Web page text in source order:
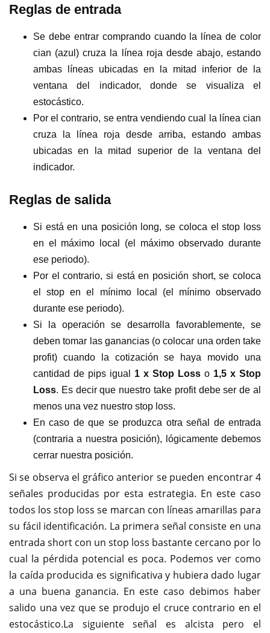
Reglas de entrada
Se debe entrar comprando cuando la línea de color
cian (azul) cruza la línea roja desde abajo, estando
ambas líneas ubicadas en la mitad inferior de la
ventana del indicador, donde se visualiza el
estocástico.
Por el contrario, se entra vendiendo cual la línea cian
cruza la línea roja desde arriba, estando ambas
ubicadas en la mitad superior de la ventana del
indicador.
Reglas de salida
Si está en una posición long, se coloca el stop loss
en el máximo local (el máximo observado durante
ese periodo).
Por el contrario, si está en posición short, se coloca
el stop en el mínimo local (el mínimo observado
durante ese periodo).
Si la operación se desarrolla favorablemente, se
deben tomar las ganancias (o colocar una orden take
profit) cuando la cotización se haya movido una
cantidad de pips igual 1 x Stop Loss o 1,5 x Stop
Loss. Es decir que nuestro take profit debe ser de al
menos una vez nuestro stop loss.
En caso de que se produzca otra señal de entrada
(contraria a nuestra posición), lógicamente debemos
cerrar nuestra posición.
Si se observa el gráfico anterior se pueden encontrar 4
señales producidas por esta estrategia. En este caso
todos los stop loss se marcan con líneas amarillas para
su fácil identificación. La primera señal consiste en una
entrada short con un stop loss bastante cercano por lo
cual la pérdida potencial es poca. Podemos ver como
la caída producida es significativa y hubiera dado lugar
a una buena ganancia. En este caso debimos haber
salido una vez que se produjo el cruce contrario en el
estocástico.La siguiente señal es alcista pero el